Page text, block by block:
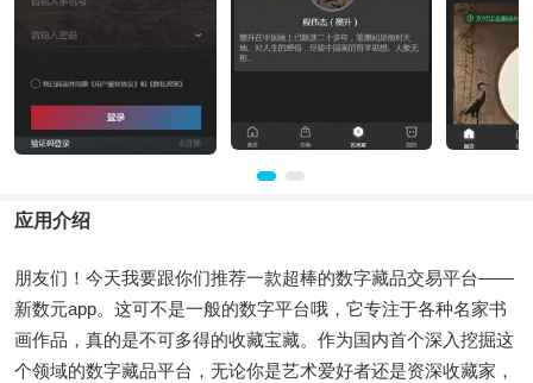
应用介绍
朋友们！今天我要跟你们推荐一款超棒的数字藏品交易平台——
新数元app。这可不是一般的数字平台哦，它专注于各种名家书
画作品，真的是不可多得的收藏宝藏。作为国内首个深入挖掘这
个领域的数字藏品平台，无论你是艺术爱好者还是资深收藏家，